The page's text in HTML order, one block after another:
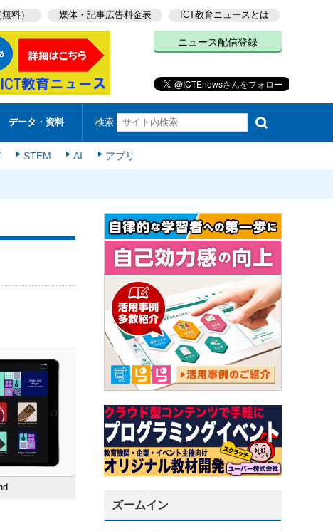
料） 媒体・記事広告料金表 ICT教育ニュースとは
ニュース配信登録
データ・資料 検索
STEM AI アプリ
ズームイン